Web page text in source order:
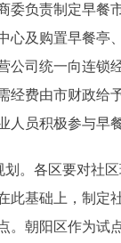
委负责制定早餐
心及购置早餐亭
公司统一向连锁
经费由市财政给
人员积极参与早
各区要对社区
此基础上，制定
。朝阳区作为试